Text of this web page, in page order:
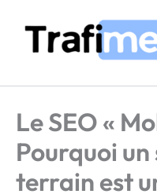
contenu
Le SEO «
Pourquoi
terrain est